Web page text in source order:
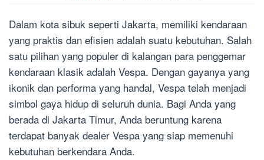
Dalam kota sibuk seperti Jakarta, memiliki kendaraan
yang praktis dan efisien adalah suatu kebutuhan. Salah
satu pilihan yang populer di kalangan para penggemar
kendaraan klasik adalah Vespa. Dengan gayanya yang
ikonik dan performa yang handal, Vespa telah menjadi
simbol gaya hidup di seluruh dunia. Bagi Anda yang
berada di Jakarta Timur, Anda beruntung karena
terdapat banyak dealer Vespa yang siap memenuhi
kebutuhan berkendara Anda.